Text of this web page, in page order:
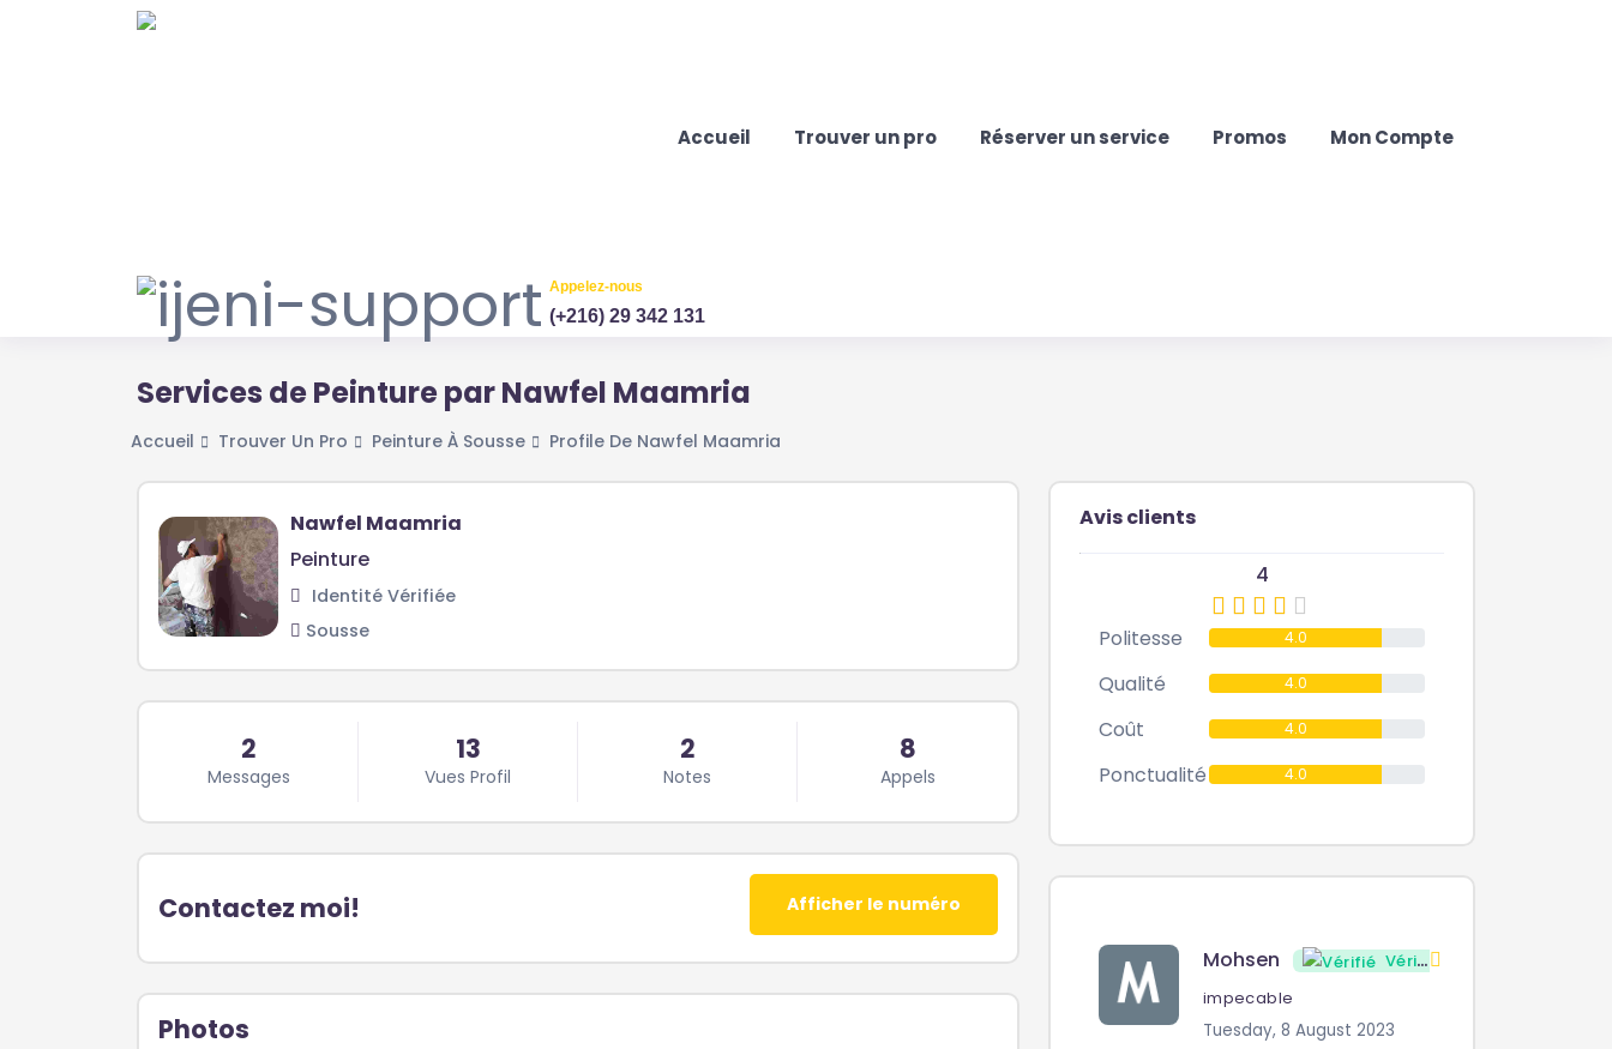
Accueil Trouver un pro Réserver un service Promos Mon Compte
Appelez-nous
(+216) 29 342 131
Services de Peinture par Nawfel Maamria
Accueil Trouver Un Pro Peinture À Sousse Profile De Nawfel Maamria
Nawfel Maamria
Peinture
Identité Vérifiée
Sousse
2
Messages
13
Vues Profil
2
Notes
8
Appels
Contactez moi! Afficher le numéro
Photos
Avis clients
4
Politesse 4.0
Qualité 4.0
Coût 4.0
Ponctualité 4.0
Mohsen Vérifié
impecable
Tuesday, 8 August 2023